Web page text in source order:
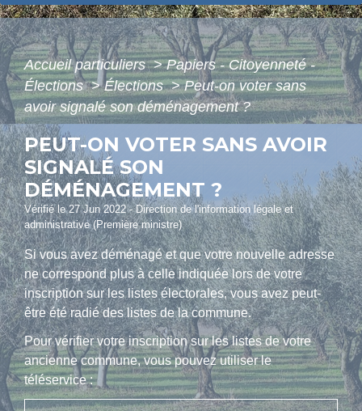
Accueil particuliers> Papiers - Citoyenneté -
Élections> Élections> Peut-on voter sans
avoir signalé son déménagement ?
PEUT-ON VOTER SANS AVOIR
SIGNALÉ SON
DÉMÉNAGEMENT ?
Vérifié le 27 Jun 2022 - Direction de l'information légale et
administrative (Première ministre)
Si vous avez déménagé et que votre nouvelle adresse
ne correspond plus à celle indiquée lors de votre
inscription sur les listes électorales, vous avez peut-
être été radié des listes de la commune.
Pour vérifier votre inscription sur les listes de votre
ancienne commune, vous pouvez utiliser le
téléservice :